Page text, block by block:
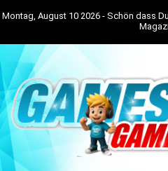
Montag, August 10 2026 - Schön dass